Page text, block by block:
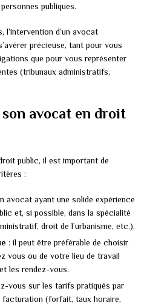
publiques.
d’un avocat
précieuse, tant pour vous
que pour vous représenter
(tribunaux administratifs,
avocat en droit
public, il est important de
:
avocat ayant une solide expérience
et, si possible, dans la spécialité
droit de l’urbanisme, etc.).
: il peut être préférable de choisir
vous ou de votre lieu de travail
les rendez-vous.
vous sur les tarifs pratiqués par
facturation (forfait, taux horaire,